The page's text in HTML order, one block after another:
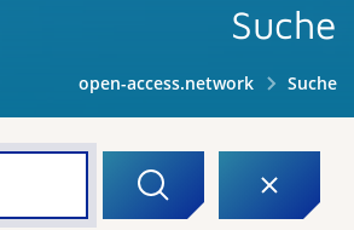
Suche
open-access.network Suche